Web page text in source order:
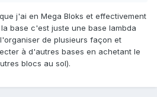
j'ai en Mega Bloks et effectivement
base c'est juste une base lambda
de plusieurs façon et
à d'autres bases en achetant le
blocs au sol).